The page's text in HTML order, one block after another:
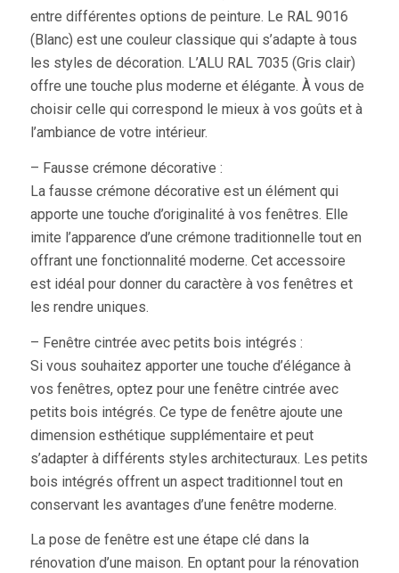
entre différentes options de peinture. Le RAL 9016
(Blanc) est une couleur classique qui s’adapte à tous
les styles de décoration. L’ALU RAL 7035 (Gris clair)
offre une touche plus moderne et élégante. À vous de
choisir celle qui correspond le mieux à vos goûts et à
l’ambiance de votre intérieur.
– Fausse crémone décorative :
La fausse crémone décorative est un élément qui
apporte une touche d’originalité à vos fenêtres. Elle
imite l’apparence d’une crémone traditionnelle tout en
offrant une fonctionnalité moderne. Cet accessoire
est idéal pour donner du caractère à vos fenêtres et
les rendre uniques.
– Fenêtre cintrée avec petits bois intégrés :
Si vous souhaitez apporter une touche d’élégance à
vos fenêtres, optez pour une fenêtre cintrée avec
petits bois intégrés. Ce type de fenêtre ajoute une
dimension esthétique supplémentaire et peut
s’adapter à différents styles architecturaux. Les petits
bois intégrés offrent un aspect traditionnel tout en
conservant les avantages d’une fenêtre moderne.
La pose de fenêtre est une étape clé dans la
rénovation d’une maison. En optant pour la rénovation